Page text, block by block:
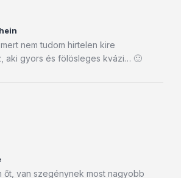
nem tudom hirtelen kire
aki gyors és fölösleges kvázi… 🙂
őt, van szegénynek most nagyobb